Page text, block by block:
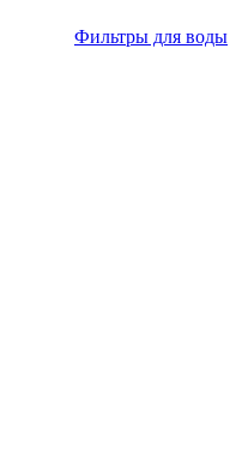
Фильтры для воды